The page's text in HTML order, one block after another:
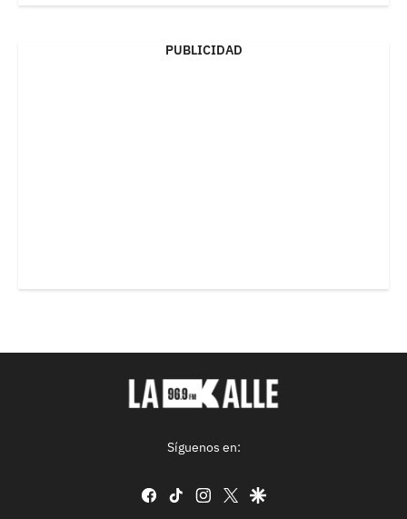
PUBLICIDAD
Síguenos en:
facebook
tiktok instagram
twittergoogle